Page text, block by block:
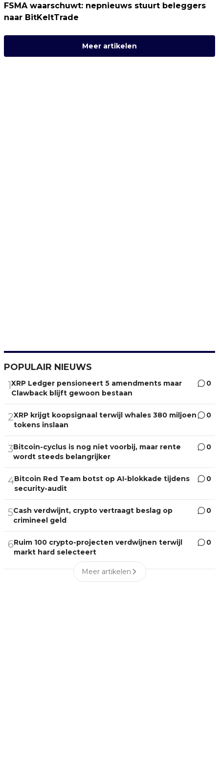
FSMA waarschuwt: nepnieuws stuurt beleggers
naar BitKeltTrade
Meer artikelen
POPULAIR NIEUWS
1XRP Ledger pensioneert 5 amendments maar
Clawback blijft gewoon bestaan
0
2XRP krijgt koopsignaal terwijl whales 380 miljoen
tokens inslaan
0
3Bitcoin-cyclus is nog niet voorbij, maar rente
wordt steeds belangrijker
0
4Bitcoin Red Team botst op AI-blokkade tijdens
security-audit
0
5Cash verdwijnt, crypto vertraagt beslag op
crimineel geld
0
6Ruim 100 crypto-projecten verdwijnen terwijl
markt hard selecteert
0
Meer artikelen